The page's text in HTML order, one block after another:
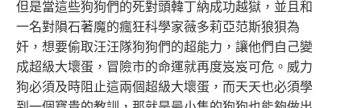
但是當這些狗狗們的死對頭韓丁納成功越獄，並且和
一名對隕石著魔的瘋狂科學家薇多莉亞范斯狼狽為
奸，想要偷取汪汪隊狗狗們的超能力，讓他們自己變
成超級大壞蛋，冒險市的命運就再度岌岌可危。威力
狗必須及時阻止這兩個超級大壞蛋，而天天也必須學